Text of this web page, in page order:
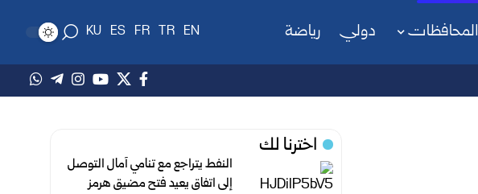
المحافظات دولي رياضة EN
TR
FR
ES
KU
اخترنا لك
النفط يتراجع مع تنامي آمال التوصل
إلى اتفاق يعيد فتح مضيق هرمز